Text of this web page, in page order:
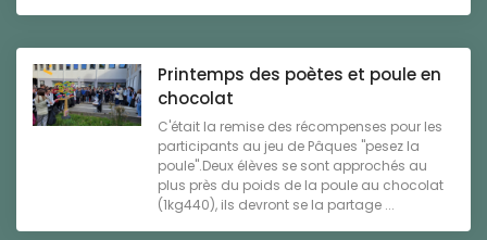
Printemps des poètes et poule en
chocolat
C'était la remise des récompenses pour les
participants au jeu de Pâques "pesez la
poule".Deux élèves se sont approchés au
plus près du poids de la poule au chocolat
(1kg440), ils devront se la partage ...